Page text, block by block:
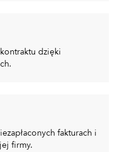
dzięki
fakturach i
firmy.